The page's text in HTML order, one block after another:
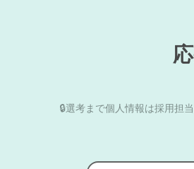
🔒選考まで個人情報は採用担